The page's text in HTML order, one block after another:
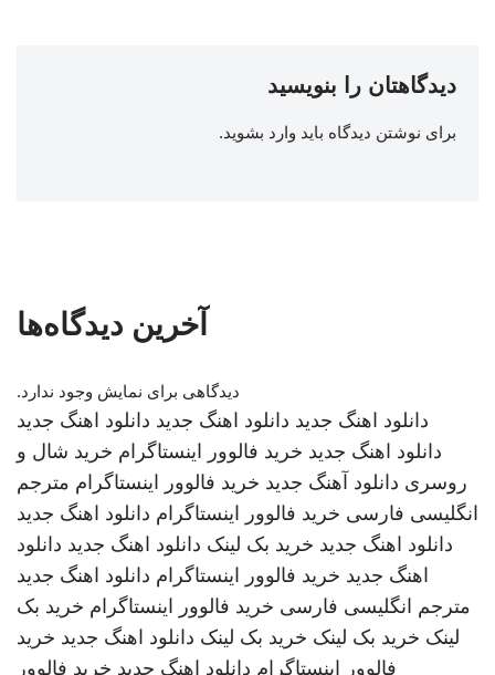
دیدگاهتان را بنویسید
برای نوشتن دیدگاه باید وارد بشوید.
آخرین دیدگاه‌ها
دیدگاهی برای نمایش وجود ندارد.
دانلود اهنگ جدید دانلود اهنگ جدید دانلود اهنگ جدید
دانلود اهنگ جدید خرید فالوور اینستاگرام خرید شال و
روسری دانلود آهنگ جدید خرید فالوور اینستاگرام مترجم
انگلیسی فارسی خرید فالوور اینستاگرام دانلود اهنگ جدید
دانلود اهنگ جدید خرید بک لینک دانلود اهنگ جدید دانلود
اهنگ جدید خرید فالوور اینستاگرام دانلود اهنگ جدید
مترجم انگلیسی فارسی خرید فالوور اینستاگرام خرید بک
لینک خرید بک لینک خرید بک لینک دانلود اهنگ جدید خرید
فالوور اینستاگرام دانلود اهنگ جدید خرید فالوور